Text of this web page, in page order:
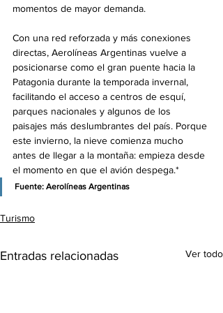
momentos de mayor demanda.
Con una red reforzada y más conexiones
directas, Aerolíneas Argentinas vuelve a
posicionarse como el gran puente hacia la
Patagonia durante la temporada invernal,
facilitando el acceso a centros de esquí,
parques nacionales y algunos de los
paisajes más deslumbrantes del país. Porque
este invierno, la nieve comienza mucho
antes de llegar a la montaña: empieza desde
el momento en que el avión despega.*
Fuente: Aerolíneas Argentinas
Turismo
Entradas relacionadas Ver todo